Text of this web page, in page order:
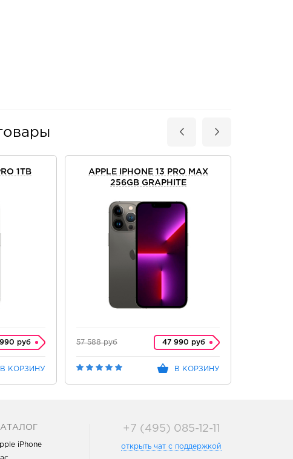
1TB
руб
В КОРЗИНУ
APPLE IPHONE 13 PRO MAX
256GB GRAPHITE
57 588 руб 47 990 руб
В КОРЗИНУ
iPhone
+7 (495) 085-12-11
открыть чат с поддержкой